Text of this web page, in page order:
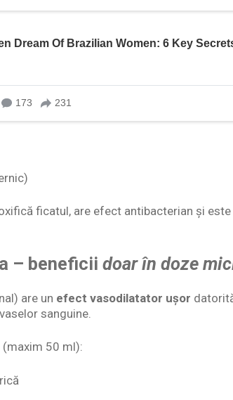
ficatul, are efect antibacterian și este
– beneficiidoar în doze
are un efect vasodilatator ușor
sanguine.
50 ml):